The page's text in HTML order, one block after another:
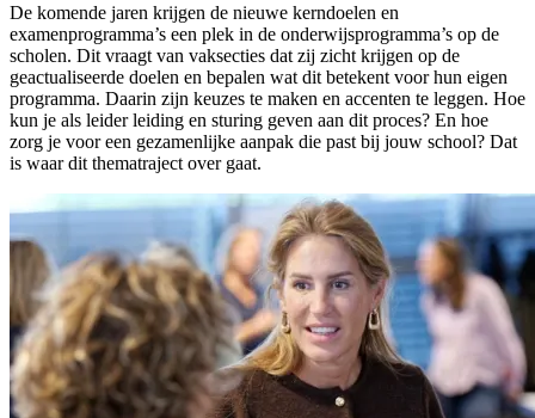
De komende jaren krijgen de nieuwe kerndoelen en
examenprogramma’s een plek in de onderwijsprogramma’s op de
scholen. Dit vraagt van vaksecties dat zij zicht krijgen op de
geactualiseerde doelen en bepalen wat dit betekent voor hun eigen
programma. Daarin zijn keuzes te maken en accenten te leggen. Hoe
kun je als leider leiding en sturing geven aan dit proces? En hoe
zorg je voor een gezamenlijke aanpak die past bij jouw school? Dat
is waar dit thematraject over gaat.